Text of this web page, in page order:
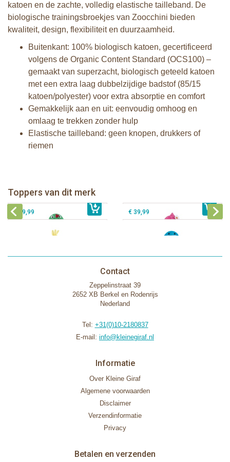
katoen en de zachte, volledig elastische tailleband. De
biologische trainingsbroekjes van Zoocchini bieden
kwaliteit, design, flexibiliteit en duurzaamheid.
Buitenkant: 100% biologisch katoen, gecertificeerd
volgens de Organic Content Standard (OCS100) –
gemaakt van superzacht, biologisch geteeld katoen
met een extra laag dubbelzijdige badstof (85/15
katoen/polyester) voor extra absorptie en comfort
Gemakkelijk aan en uit: eenvoudig omhoog en
omlaag te trekken zonder hulp
Elastische tailleband: geen knopen, drukkers of
riemen
Toppers van dit merk
€ 39,99
Zoocchini baby badcape - Puddles
the Duck
€ 29,99 € 39,99
Contact
Zeppelinstraat 39
2652 XB Berkel en Rodenrijs
Nederland
Tel: +31(0)10-2180837
E-mail: info@kleinegiraf.nl
Informatie
Over Kleine Giraf
Algemene voorwaarden
Disclaimer
Verzendinformatie
Privacy
Betalen en verzenden